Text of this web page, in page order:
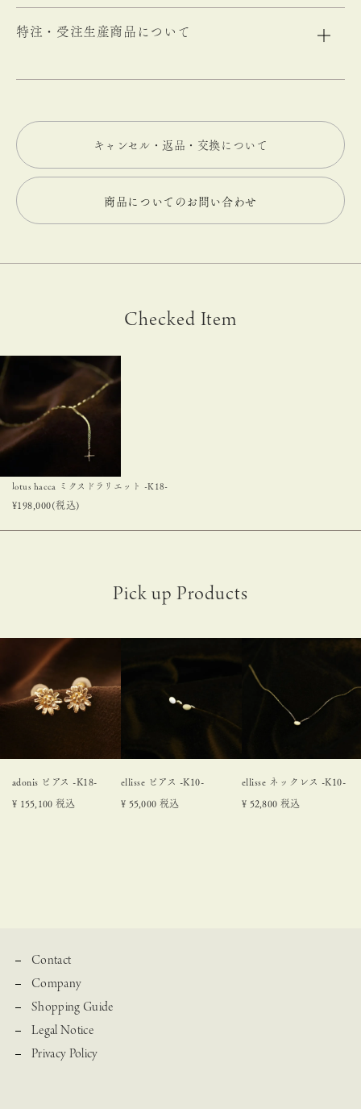
特注・受注生産商品について
キャンセル・返品・交換について
商品についてのお問い合わせ
Checked Item
lotus hacca ミクスドラリエット -K18-
¥198,000(税込)
adonis ピアス -K18-
¥ 155,100 税込
ellisse ピアス -K10-
¥ 55,000 税込
ellisse ネックレス -K10-
¥ 52,800 税込
Contact
Company
Shopping Guide
Legal Notice
Privacy Policy